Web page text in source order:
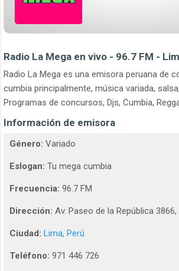
Radio La Mega en vivo - 96.7 FM -
Radio La Mega es una emisora peruana de
cumbia principalmente, música variada,
Programas de concursos, Djs, Cumbia,
Información de emisora
Género: Variado
Eslogan: Tu mega cumbia
Frecuencia: 96.7 FM
Dirección: Av. Paseo de la República
Ciudad: Lima, Perú
Teléfono: 971 446 726